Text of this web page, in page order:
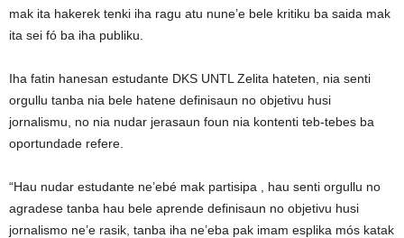
mak ita hakerek tenki iha ragu atu nune’e bele kritiku ba saida mak
ita sei fó ba iha publiku.
Iha fatin hanesan estudante DKS UNTL Zelita hateten, nia senti
orgullu tanba nia bele hatene definisaun no objetivu husi
jornalismu, no nia nudar jerasaun foun nia kontenti teb-tebes ba
oportundade refere.
“Hau nudar estudante ne’ebé mak partisipa , hau senti orgullu no
agradese tanba hau bele aprende definisaun no objetivu husi
jornalismo ne’e rasik, tanba iha ne’eba pak imam esplika mós katak